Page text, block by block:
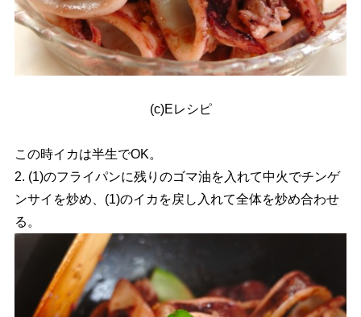
(c)Eレシピ
この時イカは半生でOK。
2. (1)のフライパンに残りのゴマ油を入れて中火でチンゲ
ンサイを炒め、(1)のイカを戻し入れて全体を炒め合わせ
る。